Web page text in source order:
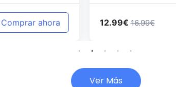
12.99€ 16.99€ Comprar ahora
Ver Más